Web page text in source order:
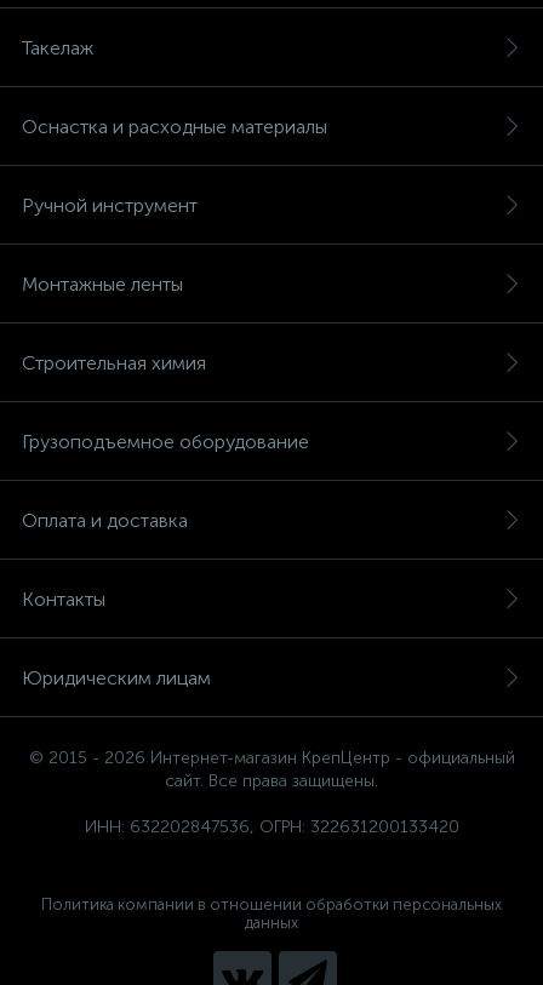
Такелаж
Оснастка и расходные материалы
Ручной инструмент
Монтажные ленты
Строительная химия
Грузоподъемное оборудование
Оплата и доставка
Контакты
Юридическим лицам
© 2015 - 2026 Интернет-магазин КрепЦентр - официальный
сайт. Все права защищены.
ИНН: 632202847536, ОГРН: 322631200133420
Политика компании в отношении обработки персональных
данных